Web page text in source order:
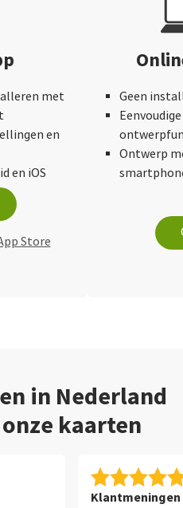
met
en
en iOS
Store
Geen
Ontwerp
in Nederland
kaarten
Klantmeningen